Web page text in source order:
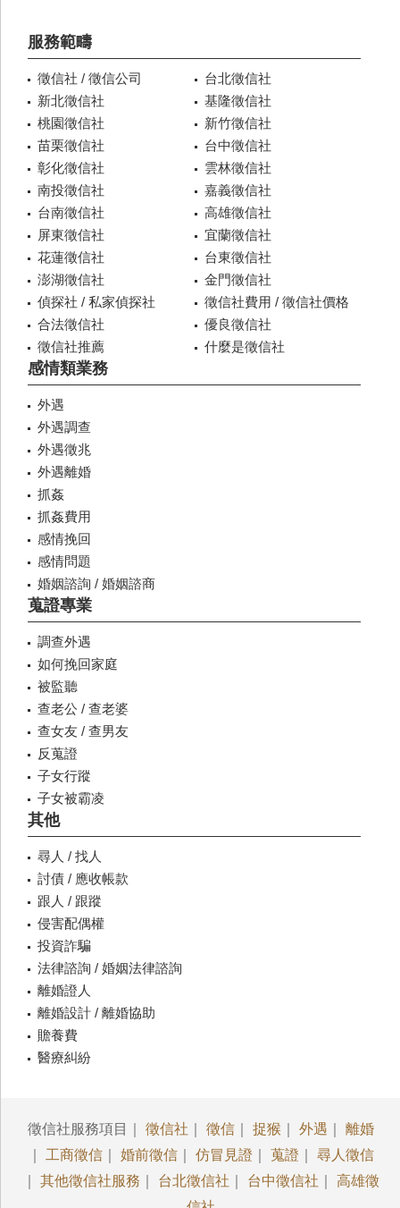
服務範疇
徵信社 / 徵信公司
台北徵信社
新北徵信社
基隆徵信社
桃園徵信社
新竹徵信社
苗栗徵信社
台中徵信社
彰化徵信社
雲林徵信社
南投徵信社
嘉義徵信社
台南徵信社
高雄徵信社
屏東徵信社
宜蘭徵信社
花蓮徵信社
台東徵信社
澎湖徵信社
金門徵信社
偵探社 / 私家偵探社
徵信社費用 / 徵信社價格
合法徵信社
優良徵信社
徵信社推薦
什麼是徵信社
感情類業務
外遇
外遇調查
外遇徵兆
外遇離婚
抓姦
抓姦費用
感情挽回
感情問題
婚姻諮詢 / 婚姻諮商
蒐證專業
調查外遇
如何挽回家庭
被監聽
查老公 / 查老婆
查女友 / 查男友
反蒐證
子女行蹤
子女被霸凌
其他
尋人 / 找人
討債 / 應收帳款
跟人 / 跟蹤
侵害配偶權
投資詐騙
法律諮詢 / 婚姻法律諮詢
離婚證人
離婚設計 / 離婚協助
贍養費
醫療糾紛
徵信社服務項目｜ 徵信社 徵信 捉猴 外遇
離婚
工商徵信 婚前徵信 仿冒見證 蒐證
尋人徵信
其他徵信社服務 台北徵信社 台中徵信社
高雄徵